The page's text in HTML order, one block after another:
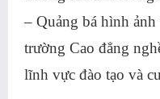
– Quảng bá hình
trường Cao đẳng
lĩnh vực đào tạo và